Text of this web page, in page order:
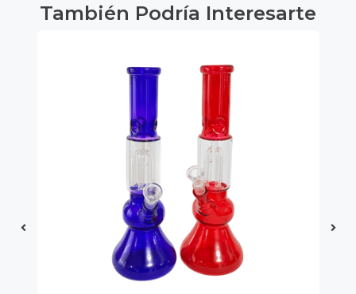
También Podría Interesarte